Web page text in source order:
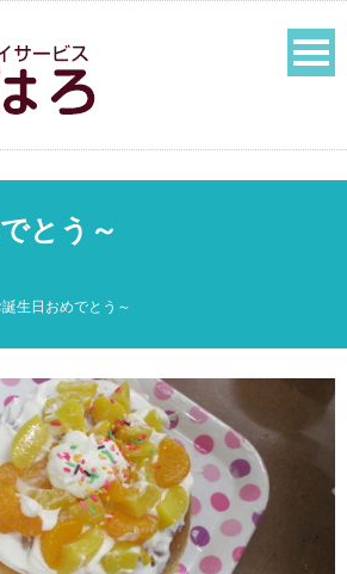
とう～
誕生日おめでとう～